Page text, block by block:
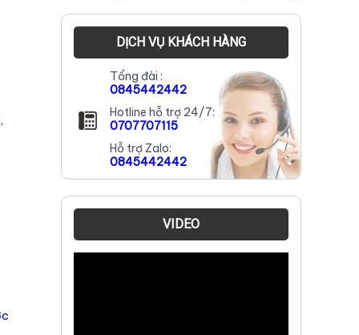
DỊCH VỤ KHÁCH HÀNG
Tổng đài :
0845442442
Hotline hỗ trợ 24/7:
0707707115
Hỗ trợ Zalo:
0845442442
VIDEO